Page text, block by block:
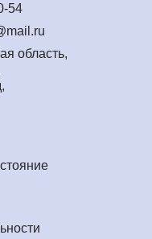
54
область,